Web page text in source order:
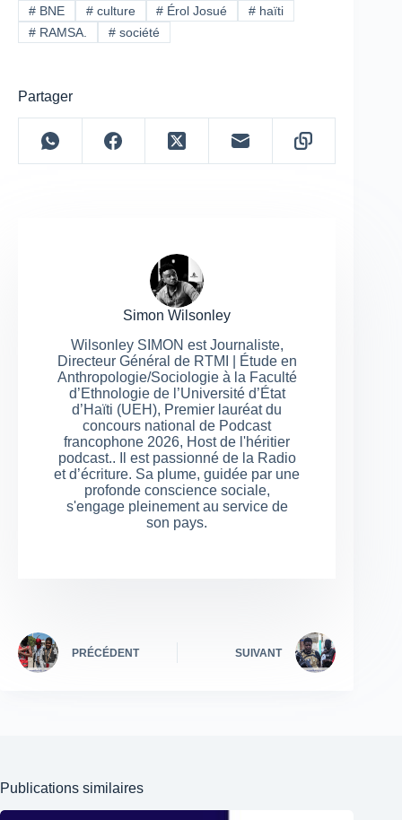
#BNE #culture # Érol Josué # haïti
#RAMSA. #société
Partager
Simon Wilsonley
Wilsonley SIMON est Journaliste,
Directeur Général de RTMI | Étude en
Anthropologie/Sociologie à la Faculté
d’Ethnologie de l’Université d’État
d’Haïti (UEH), Premier lauréat du
concours national de Podcast
francophone 2026, Host de l'héritier
podcast.. Il est passionné de la Radio
et d’écriture. Sa plume, guidée par une
profonde conscience sociale,
s'engage pleinement au service de
son pays.
PRÉCÉDENT SUIVANT
Publications similaires